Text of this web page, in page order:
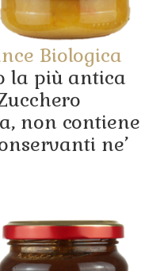
Biologica
la più antica
non contiene
ne’